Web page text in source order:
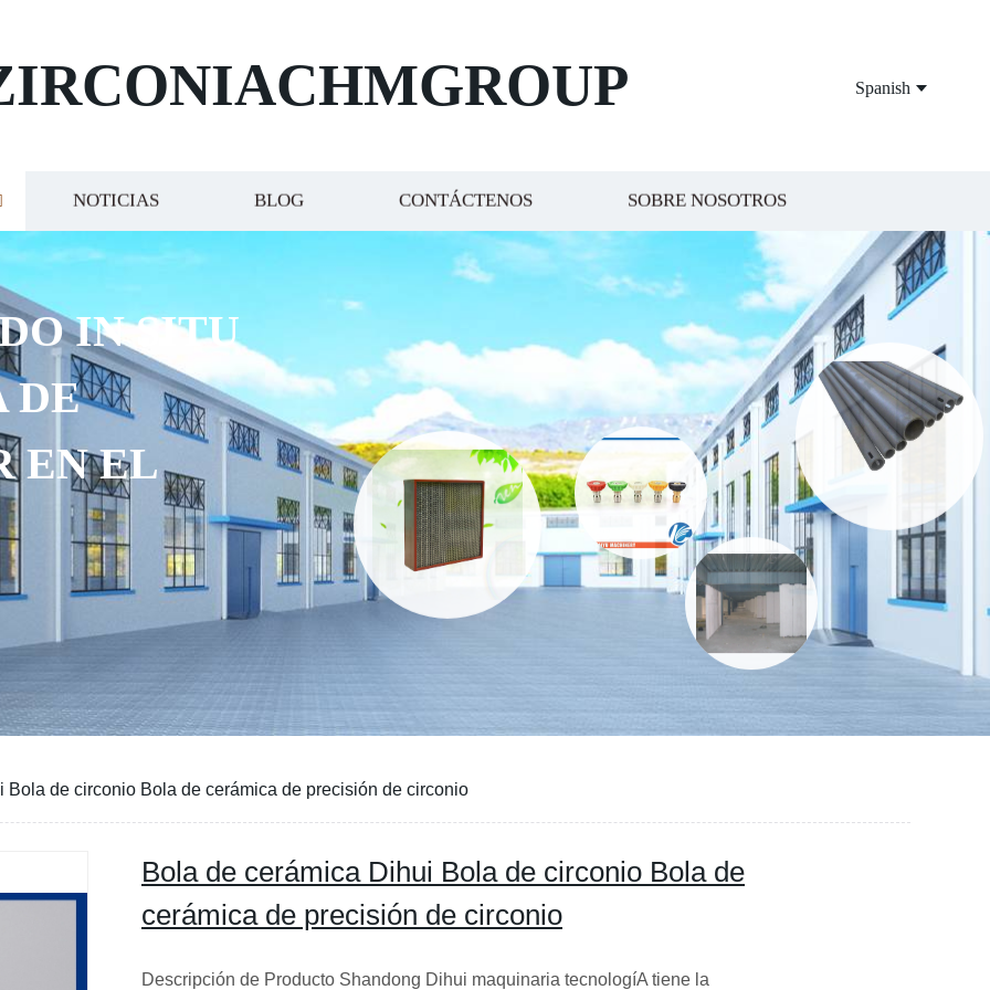
Spanish
NOTICIAS BLOG CONTÁCTENOS SOBRE NOSOTROS
IN SITU
DE
EN EL
Bola de circonio Bola de cerámica de precisión de circonio
Bola de cerámica Dihui Bola de circonio Bola de
cerámica de precisión de circonio
Descripción de Producto Shandong Dihui maquinaria tecnologíA tiene la